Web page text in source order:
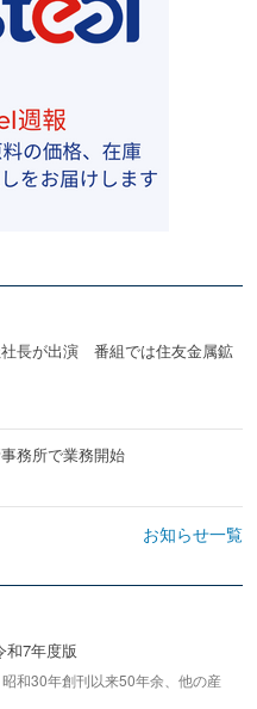
長が出演 番組では住友金属鉱
務所で業務開始
お知らせ一覧
和7年度版
和30年創刊以来50年余、他の産